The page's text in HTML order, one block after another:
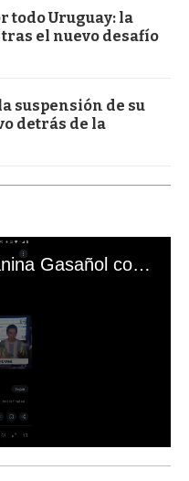
todo Uruguay: la
el nuevo desafío
suspensión de su
detrás de la
El mal momento de Yanina Gasañol con un hincha argentino en "Subrayado"